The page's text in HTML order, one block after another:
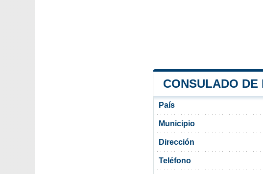
CONSULADO DE
País
Municipio
Dirección
Teléfono